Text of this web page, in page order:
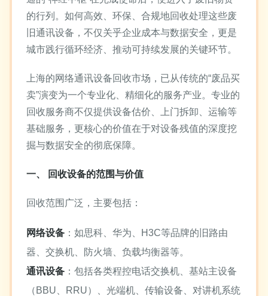
的行列。如何高效、环保、合规地回收处理这些废
旧通讯设备，不仅关乎企业成本与数据安全，更是
城市践行循环经济、推动可持续发展的关键环节。
上海的网络通讯设备回收市场，已从传统的“废品买
卖”演变为一个专业化、精细化的服务产业。专业的
回收服务商不仅提供设备估价、上门拆卸、运输等
基础服务，更核心的价值在于对设备残值的深度挖
掘与数据安全的彻底保障。
一、 回收设备的范围与价值
回收范围广泛，主要包括：
网络设备 ：如思科、华为、H3C等品牌的旧路由
器、交换机、防火墙、负载均衡器等。
通讯设备 ：包括各类程控电话交换机、基站主设备
（BBU、RRU）、光端机、传输设备、对讲机系统